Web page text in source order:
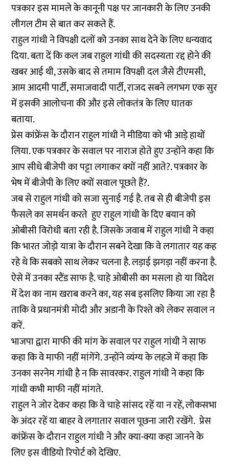
पत्रकार इस मामले के कानूनी पक्ष पर जानकारी के लिए उनकी
लीगल टीम से बात कर सकते हैं.
राहुल गांधी ने विपक्षी दलों को उनका साथ देने के लिए धन्यवाद
दिया. बता दें कि कल जब राहुल गांधी की सदस्यता रद्द होने की
खबर आई थी, उसके बाद से तमाम विपक्षी दल जैसे टीएमसी,
आम आदमी पार्टी, समाजवादी पार्टी, राजद सबने लगभग एक सुर
में इसकी आलोचना की और इसे लोकतंत्र के लिए घातक
बताया.
प्रेस कांफ्रेंस के दौरान राहुल गांधी ने मीडिया को भी आड़े हाथों
लिया. एक पत्रकार के सवाल पर नाराज होते हुए उन्होंने कहा कि
आप सीधे बीजेपी का पट्टा लगाकर क्यों नहीं आते?. पत्रकार के
भेष में बीजेपी के लिए क्यों सवाल पूछते हैं?.
जब से राहुल गांधी को सजा सुनाई गई है. तब से ही बीजेपी इस
फैसले का समर्थन करते हुए राहुल गांधी के दिए बयान को
ओबीसी विरोधी बता रही है. जिसके जवाब में राहुल गांधी ने कहा
कि भारत जोड़ो यात्रा के दौरान सबने देखा कि वे लगातार यह कह
रहे थे कि सबको साथ लेकर चलना है. लड़ाई झगड़ा नहीं करना है.
ऐसे में उनका स्टैंड साफ है. चाहे ओबीसी का मसला हो या विदेश
में देश का नाम खराब करने का, यह सब इसलिए किया जा रहा है
ताकि वे प्रधानमंत्री मोदी और अडानी के रिश्ते को लेकर सवाल न
करें.
भाजपा द्वारा माफी की मांग के सवाल पर राहुल गांधी ने साफ
कहा कि वे माफी नहीं मांगेंगे. उन्होंने व्यंग्य के लहजे में कहा कि
उनका सरनेम गांधी है न कि सावरकर. राहुल गांधी ने कहा कि
गांधी कभी माफी नहीं मांगते.
राहुल ने जोर देकर कहा कि वे चाहे सांसद रहें या न रहें, लोकसभा
के अंदर रहें या बाहर वे लगातार सवाल पूछना जारी रखेंगे. प्रेस
कांफ्रेंस के दौरान राहुल गांधी ने और क्या-क्या कहा जानने के
लिए इस वीडियो रिपोर्ट को देखिए.